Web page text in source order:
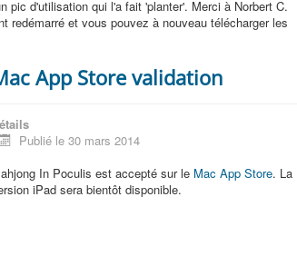
pic d'utilisation qui l'a fait 'planter'. Merci à Norbert C.
redémarré et vous pouvez à nouveau télécharger les
App Store validation
Publié le 30 mars 2014
In Poculis est accepté sur le Mac App Store. La
iPad sera bientôt disponible.